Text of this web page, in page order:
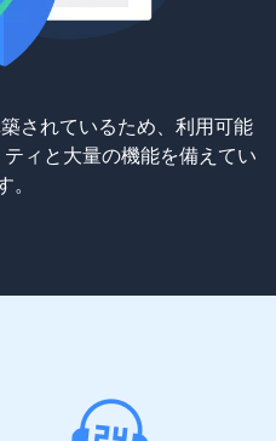
されているため、利用可能
ィと大量の機能を備えてい
。